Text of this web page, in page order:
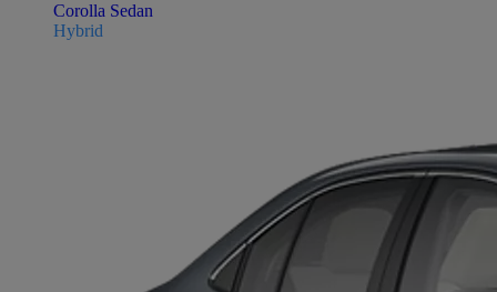
Corolla Sedan
Hybrid